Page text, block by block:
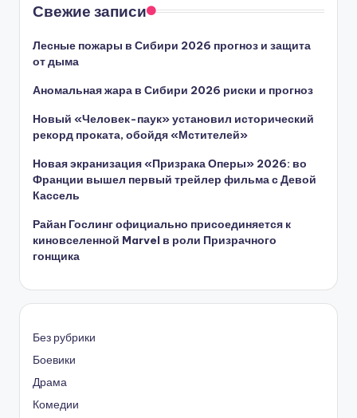
Свежие записи
Лесные пожары в Сибири 2026 прогноз и защита
от дыма
Аномальная жара в Сибири 2026 риски и прогноз
Новый «Человек-паук» установил исторический
рекорд проката, обойдя «Мстителей»
Новая экранизация «Призрака Оперы» 2026: во
Франции вышел первый трейлер фильма с Девой
Кассель
Райан Гослинг официально присоединяется к
киновселенной Marvel в роли Призрачного
гонщика
Без рубрики
Боевики
Драма
Комедии